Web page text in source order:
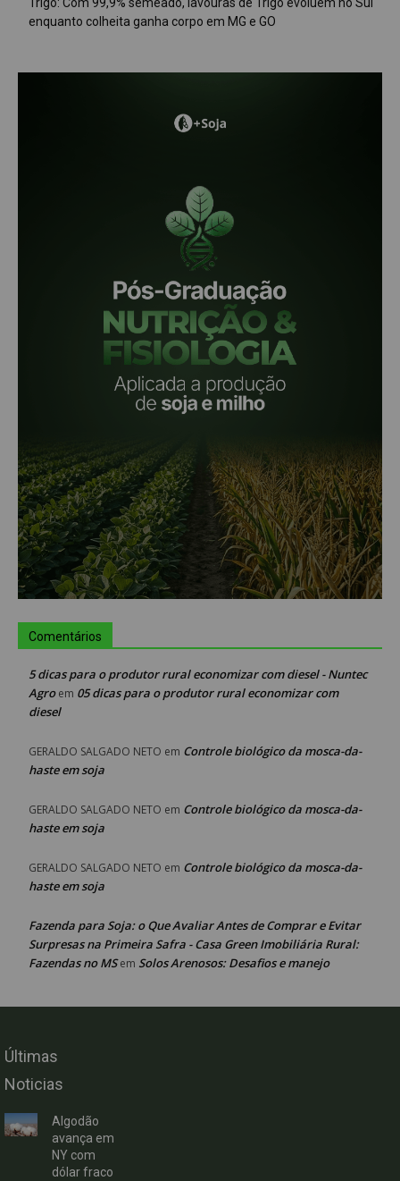
enquanto colheita ganha corpo em MG e GO
Comentários
5 dicas para o produtor rural economizar com diesel - Nuntec
Agroem 05 dicas para o produtor rural economizar com
diesel
GERALDO SALGADO NETO em Controle biológico da mosca-da-
haste em soja
GERALDO SALGADO NETO em Controle biológico da mosca-da-
haste em soja
GERALDO SALGADO NETO em Controle biológico da mosca-da-
haste em soja
Fazenda para Soja: o Que Avaliar Antes de Comprar e Evitar
Surpresas na Primeira Safra - Casa Green Imobiliária Rural:
Fazendas no MSem Solos Arenosos: Desafios e manejo
Últimas
Noticias
Algodão
avança em
NY com
dólar fraco